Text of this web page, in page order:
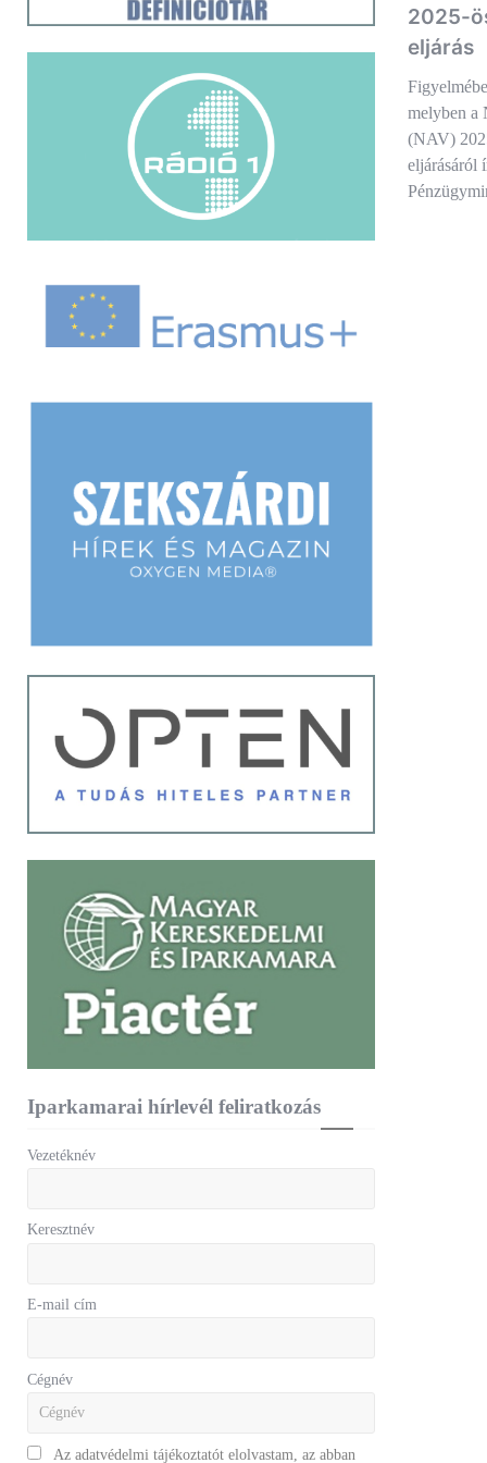
2025-
eljárás
melyben a
(NAV)
eljárásáról
Iparkamarai hírlevél feliratkozás
Vezetéknév
Keresztnév
E-mail cím
Cégnév
Az adatvédelmi tájékoztatót elolvastam, az abban